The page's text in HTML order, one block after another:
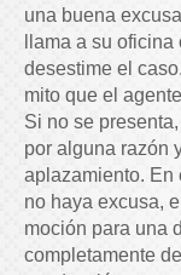
una buena
llama a su
desestime el
mito que el
Si no se
por alguna razón
aplazamiento. En
no haya excusa,
moción para una
completamente